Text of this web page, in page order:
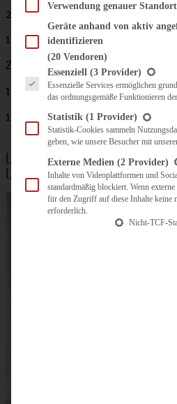
2 EL Kakao
1 Eiweiß
Zum Bestreichen
1 Eigelb
1 Handvoll gehackte Haselnüsse
[/tab]
[/tabs]
Verwendung genauer
Geräte anhand von aktiv
identifizieren
(20 Vendoren)
Es folgt eine Liste der Service-Gruppen, für
Essenziell (3 Provider)
Essenzielle Services ermöglichen
das ordnungsgemäße Funktionieren
Statistik (1 Provider)
Statistik-Cookies sammeln
geben, wie unsere Besucher mit
Externe Medien (2 Provider)
Inhalte von Videoplattformen und
standardmäßig blockiert. Wenn
für den Zugriff auf diese Inhalte keine
erforderlich.
Nicht-TCF-